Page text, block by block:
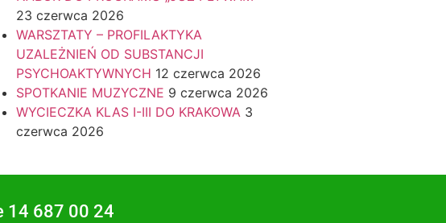
23 czerwca 2026
WARSZTATY – PROFILAKTYKA
UZALEŻNIEŃ OD SUBSTANCJI
PSYCHOAKTYWNYCH 12 czerwca 2026
SPOTKANIE MUZYCZNE 9 czerwca 2026
WYCIECZKA KLAS I-III DO KRAKOWA 3
czerwca 2026
14 687 00 24